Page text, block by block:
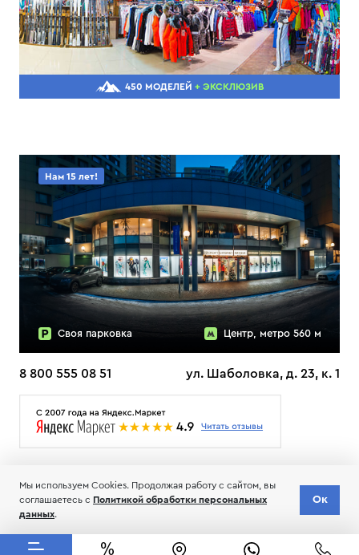
450 МОДЕЛЕЙ + ЭКСКЛЮЗИВ
Нам 15 лет!
Своя парковка Центр, метро 560 м
8 800 555 08 51 ул. Шаболовка, д. 23, к. 1
© 2006-2026 Пределанет
Мы используем Cookies. Продолжая работу с сайтом, вы
соглашаетесь с Политикой обработки персональных
данных.
Ок